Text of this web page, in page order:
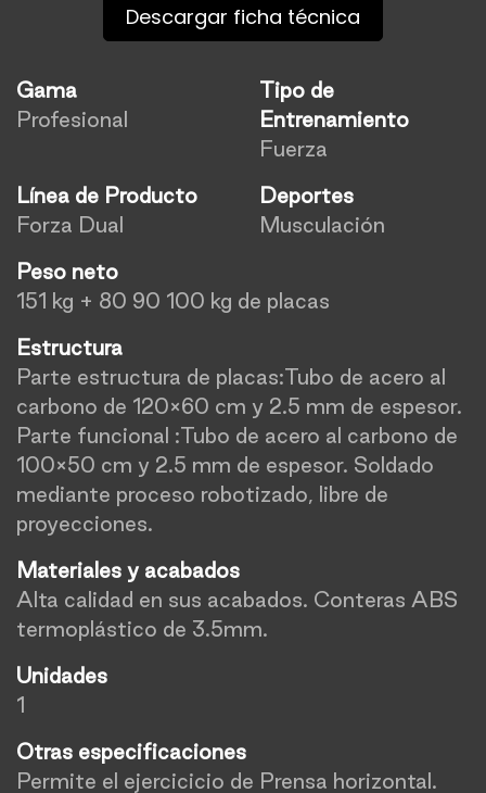
Descargar ficha técnica
Gama
Profesional
Tipo de
Entrenamiento
Fuerza
Línea de Producto
Forza Dual
Deportes
Musculación
Peso neto
151 kg + 80 90 100 kg de placas
Estructura
Parte estructura de placas:Tubo de acero al
carbono de 120×60 cm y 2.5 mm de espesor.
Parte funcional :Tubo de acero al carbono de
100×50 cm y 2.5 mm de espesor. Soldado
mediante proceso robotizado, libre de
proyecciones.
Materiales y acabados
Alta calidad en sus acabados. Conteras ABS
termoplástico de 3.5mm.
Unidades
1
Otras especificaciones
Permite el ejercicicio de Prensa horizontal.